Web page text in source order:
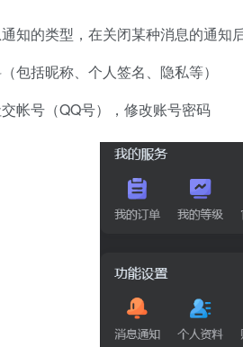
通知的类型，在关闭某种消息的通知
包括昵称、个人签名、隐私等）
交帐号（QQ号），修改账号密码